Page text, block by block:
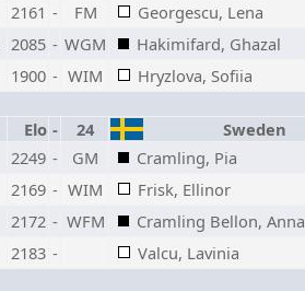
2161 - FM Georgescu, Lena
2085 - WGM Hakimifard, Ghazal
1900 - WIM Hryzlova, Sofiia
Elo - 24 Sweden
2249 - GM Cramling, Pia
2169 - WIM Frisk, Ellinor
2172 - WFM Cramling Bellon, Anna
2183 - Valcu, Lavinia